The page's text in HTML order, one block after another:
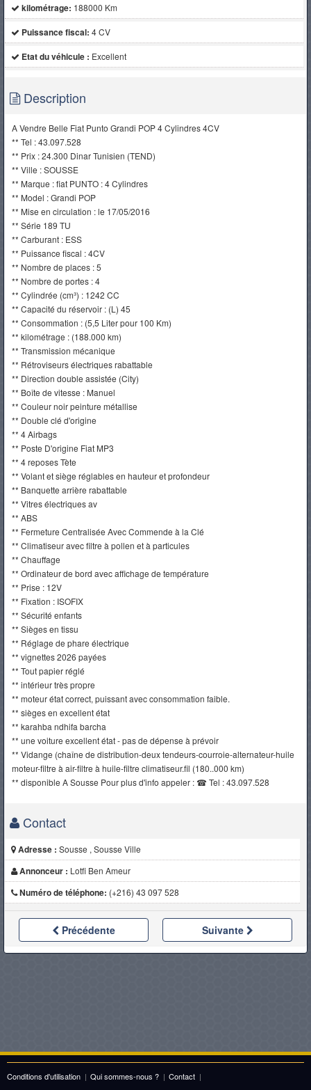
kilométrage: 188000 Km
Puissance fiscal: 4 CV
Etat du véhicule : Excellent
Description
A Vendre Belle Fiat Punto Grandi POP 4 Cylindres 4CV
** Tel : 43.097.528
** Prix : 24.300 Dinar Tunisien (TEND)
** Ville : SOUSSE
** Marque : fiat PUNTO : 4 Cylindres
** Model : Grandi POP
** Mise en circulation : le 17/05/2016
** Série 189 TU
** Carburant : ESS
** Puissance fiscal : 4CV
** Nombre de places : 5
** Nombre de portes : 4
** Cylindrée (cm³) : 1242 CC
** Capacité du réservoir : (L) 45
** Consommation : (5,5 Liter pour 100 Km)
** kilométrage : (188.000 km)
** Transmission mécanique
** Rétroviseurs électriques rabattable
** Direction double assistée (City)
** Boîte de vitesse : Manuel
** Couleur noir peinture métallise
** Double clé d'origine
** 4 Airbags
** Poste D'origine Fiat MP3
** 4 reposes Tète
** Volant et siège réglables en hauteur et profondeur
** Banquette arrière rabattable
** Vitres électriques av
** ABS
** Fermeture Centralisée Avec Commende à la Clé
** Climatiseur avec filtre à pollen et à particules
** Chauffage
** Ordinateur de bord avec affichage de température
** Prise : 12V
** Fixation : ISOFIX
** Sécurité enfants
** Sièges en tissu
** Réglage de phare électrique
** vignettes 2026 payées
** Tout papier réglé
** intérieur très propre
** moteur état correct, puissant avec consommation faible.
** sièges en excellent état
** karahba ndhifa barcha
** une voiture excellent état - pas de dépense à prévoir
** Vidange (chaîne de distribution-deux tendeurs-courroie-alternateur-huile
moteur-filtre à air-filtre à huile-filtre climatiseur.fil (180..000 km)
** disponible A Sousse Pour plus d'info appeler : ☎ Tel : 43.097.528
Contact
Adresse : Sousse , Sousse Ville
Annonceur : Lotfi Ben Ameur
Numéro de téléphone: (+216) 43 097 528
Précédente Suivante
Conditions d'utilisation | Qui sommes-nous ? | Contact |